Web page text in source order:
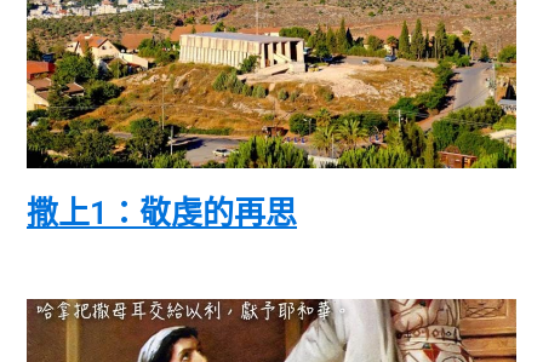
撒上1：敬虔的再思